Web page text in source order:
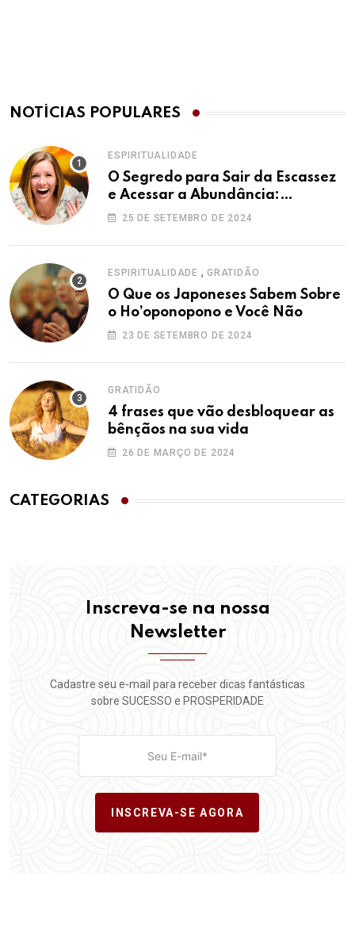
NOTÍCIAS POPULARES
ESPIRITUALIDADE
O Segredo para Sair da Escassez
e Acessar a Abundância:
Ho’oponopono pela Prosperidade
25 DE SETEMBRO DE 2024
ESPIRITUALIDADE , GRATIDÃO
O Que os Japoneses Sabem Sobre
o Ho’oponopono e Você Não
23 DE SETEMBRO DE 2024
GRATIDÃO
4 frases que vão desbloquear as
bênçãos na sua vida
26 DE MARÇO DE 2024
CATEGORIAS
Inscreva-se na nossa
Newsletter
Cadastre seu e-mail para receber dicas fantásticas
sobre SUCESSO e PROSPERIDADE
INSCREVA-SE AGORA